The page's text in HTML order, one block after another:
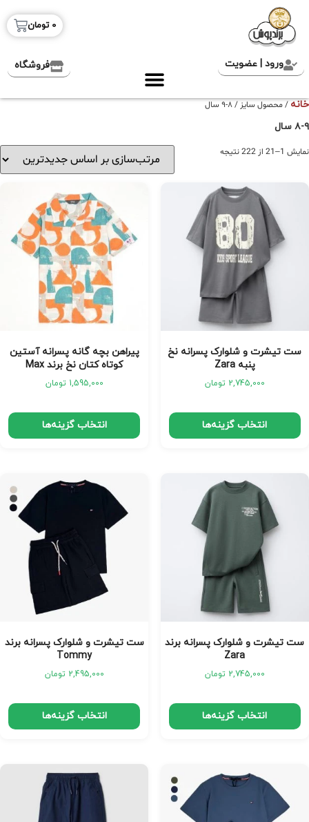
0 تومان
ورود | عضویت فروشگاه
خانه / محصول سایز / ۸-۹ سال
۸-۹ سال
نمایش 1–21 از 222 نتیجه
ست تیشرت و شلوارک پسرانه نخ
پنبه Zara
2,745,000 تومان
انتخاب گزینه‌ها
پیراهن بچه گانه پسرانه آستین
کوتاه کتان نخ برند Max
1,595,000 تومان
انتخاب گزینه‌ها
ست تیشرت و شلوارک پسرانه برند
Zara
2,745,000 تومان
انتخاب گزینه‌ها
ست تیشرت و شلوارک پسرانه برند
Tommy
2,495,000 تومان
انتخاب گزینه‌ها